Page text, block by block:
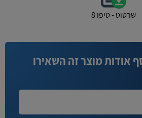
אודות מוצר זה השאירו
שרטוט - טיפו 8